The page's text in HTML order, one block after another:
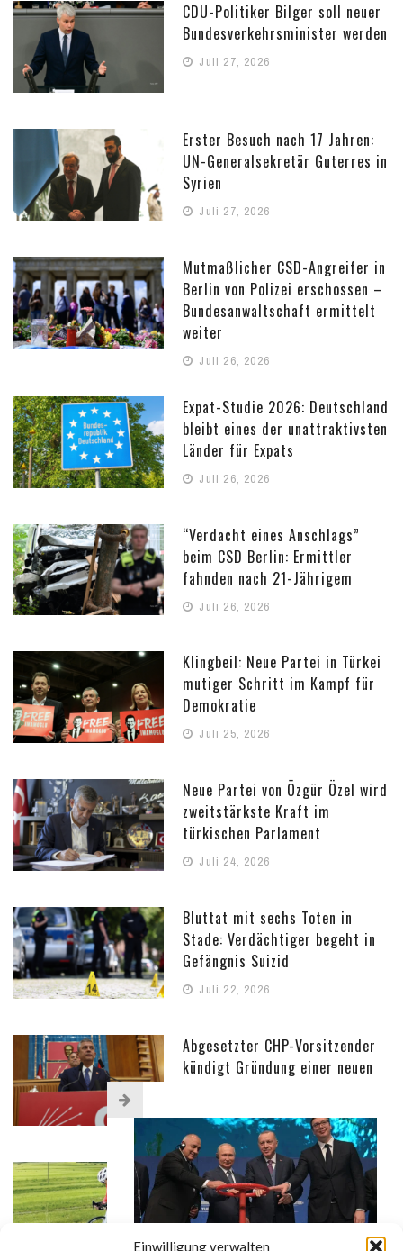
Einwilligung verwalten
CDU-Politiker Bilger soll neuer
Bundesverkehrsminister werden
Juli 27, 2026
Erster Besuch nach 17 Jahren:
UN-Generalsekretär Guterres in
Syrien
Juli 27, 2026
Mutmaßlicher CSD-Angreifer in
Berlin von Polizei erschossen –
Bundesanwaltschaft ermittelt
weiter
Juli 26, 2026
Expat-Studie 2026: Deutschland
bleibt eines der unattraktivsten
Länder für Expats
Juli 26, 2026
“Verdacht eines Anschlags”
beim CSD Berlin: Ermittler
fahnden nach 21-Jährigem
Juli 26, 2026
Klingbeil: Neue Partei in Türkei
mutiger Schritt im Kampf für
Demokratie
Juli 25, 2026
Neue Partei von Özgür Özel wird
zweitstärkste Kraft im
türkischen Parlament
Juli 24, 2026
Bluttat mit sechs Toten in
Stade: Verdächtiger begeht in
Gefängnis Suizid
Juli 22, 2026
Abgesetzter CHP-Vorsitzender
kündigt Gründung einer neuen
Juli 22, 2026
Nach Kontroverse um
Radbekleidung: Petition für
abberufenen türkischen
Gouverneur